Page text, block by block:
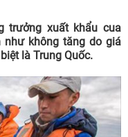
trưởng xuất khẩu cua
không tăng do giá
là Trung Quốc.